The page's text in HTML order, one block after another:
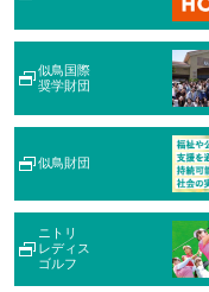
似鳥国際
奨学財団
似鳥財団
ニトリ
レディス
ゴルフ